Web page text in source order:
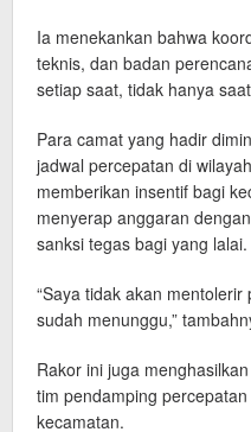
Ia menekankan bahwa
teknis, dan badan
setiap saat, tidak hanya
Para camat yang hadir
jadwal percepatan di
memberikan insentif bagi
menyerap anggaran
sanksi tegas bagi yang lalai.
“Saya tidak akan
sudah menunggu,”
Rakor ini juga
tim pendamping
kecamatan.